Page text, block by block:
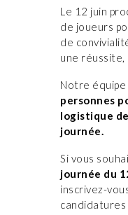
Le 12 juin
de joueurs
de
une réussite,
Notre équipe
personnes
logistique
journée.
Si vous
journée du
inscrivez-
candidatures